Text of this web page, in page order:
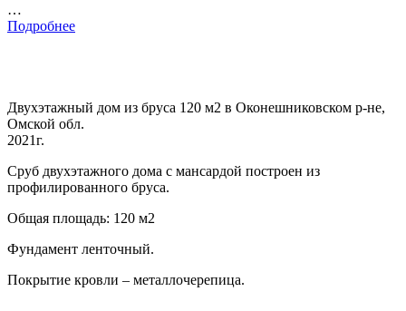
…
Подробнее
Двухэтажный дом из бруса 120 м2 в Оконешниковском р-не,
Омской обл.
2021г.
Сруб двухэтажного дома с мансардой построен из
профилированного бруса.
Общая площадь: 120 м2
Фундамент ленточный.
Покрытие кровли – металлочерепица.